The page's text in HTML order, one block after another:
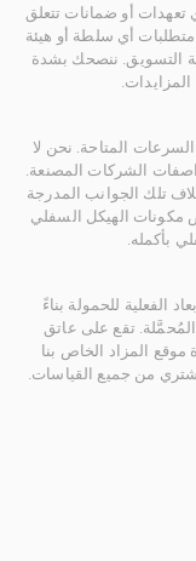
تعهدات أو ضمانات تتعلق
متطلبات أي سلطة أو هيئة
التسويق. ننصحك بشدة
المتاحة. نحن لا
الشركات المصنعة.
تلك الجوانب المدرجة
مكونات الهيكل السفلي
بأكمله.
الفعلية للحمولة بناءً
تقع على عاتق
المزاد الخاص بنا
من جميع القياسات.